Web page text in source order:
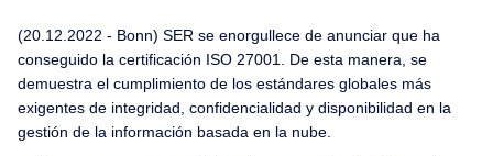
(20.12.2022 - Bonn) SER se enorgullece de anunciar que ha
conseguido la certificación ISO 27001. De esta manera, se
demuestra el cumplimiento de los estándares globales más
exigentes de integridad, confidencialidad y disponibilidad en la
gestión de la información basada en la nube.